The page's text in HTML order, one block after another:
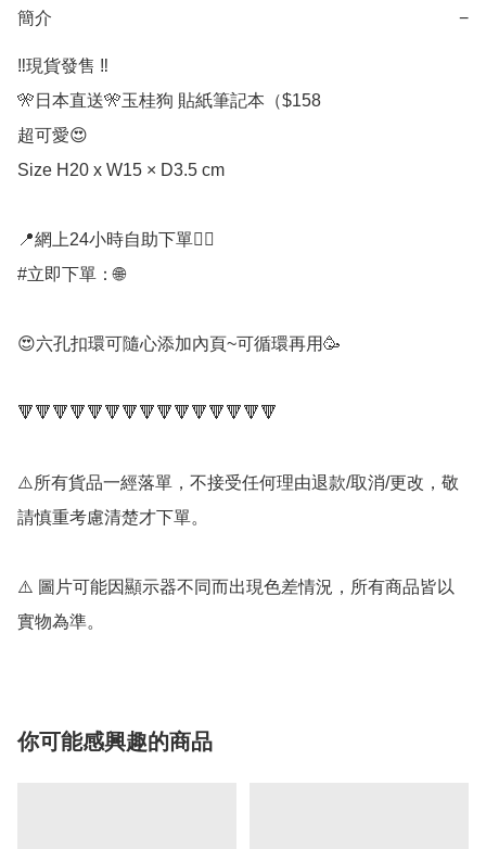
簡介 −
‼️現貨發售 ‼️
🎌日本直送🎌玉桂狗 貼紙筆記本（$158
超可愛😍
Size H20 x W15 × D3.5 cm
📍網上24小時自助下單👍🏻
#立即下單：🌐
😍六孔扣環可隨心添加內頁~可循環再用🥳
🔻🔻🔻🔻🔻🔻🔻🔻🔻🔻🔻🔻🔻🔻🔻
⚠️所有貨品一經落單，不接受任何理由退款/取消/更改，敬
請慎重考慮清楚才下單。
⚠️ 圖片可能因顯示器不同而出現色差情況，所有商品皆以
實物為準。
你可能感興趣的商品